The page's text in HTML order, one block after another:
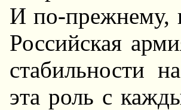
И по-прежнему,
Российская
стабильности
эта роль с